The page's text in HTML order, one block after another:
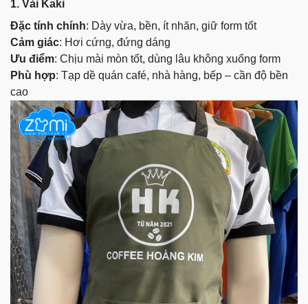
1. Vải Kaki
Đặc tính chính: Dày vừa, bền, ít nhăn, giữ form tốt
Cảm giác: Hơi cứng, đứng dáng
Ưu điểm: Chịu mài mòn tốt, dùng lâu không xuống form
Phù hợp: Tạp dề quán café, nhà hàng, bếp – cần độ bền
cao